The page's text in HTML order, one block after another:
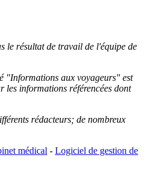
le résultat de travail de l'équipe de
"Informations aux voyageurs" est
les informations référencées dont
rédacteurs; de nombreux
médical - Logiciel de gestion de